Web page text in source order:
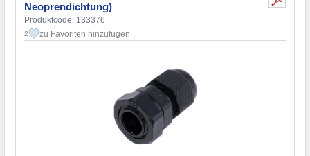
Neoprendichtung)
Produktcode: 133376
2 zu Favoriten hinzufügen